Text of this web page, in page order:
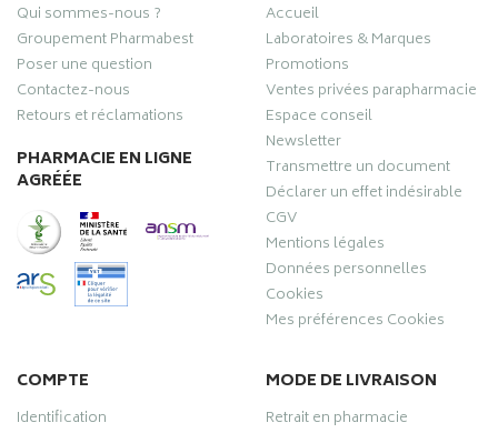
Qui sommes-nous ?
Groupement Pharmabest
Poser une question
Contactez-nous
Retours et réclamations
PHARMACIE EN LIGNE
AGRÉÉE
Accueil
Laboratoires & Marques
Promotions
Ventes privées parapharmacie
Espace conseil
Newsletter
Transmettre un document
Déclarer un effet indésirable
CGV
Mentions légales
Données personnelles
Cookies
Mes préférences Cookies
COMPTE
Identification
MODE DE LIVRAISON
Retrait en pharmacie